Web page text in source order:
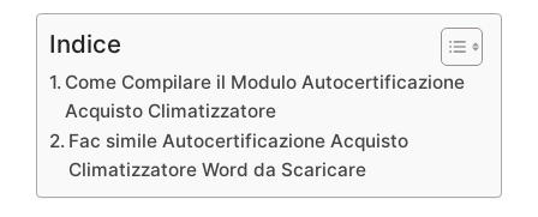
Indice
Come Compilare il Modulo Autocertificazione
Acquisto Climatizzatore
Fac simile Autocertificazione Acquisto
Climatizzatore Word da Scaricare